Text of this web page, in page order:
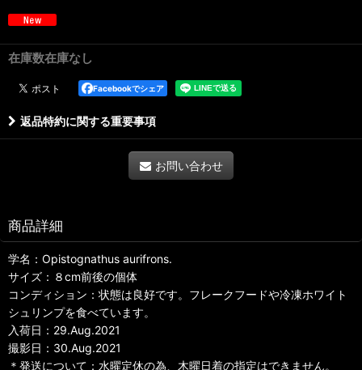
在庫数在庫なし
Facebookでシェア
返品特約に関する重要事項
お問い合わせ
商品詳細
学名：Opistognathus aurifrons.
サイズ：８cm前後の個体
コンディション：状態は良好です。フレークフードや冷凍ホワイト
シュリンプを食べています。
入荷日：29.Aug.2021
撮影日：30.Aug.2021
＊発送について：水曜定休の為、木曜日着の指定はできません。